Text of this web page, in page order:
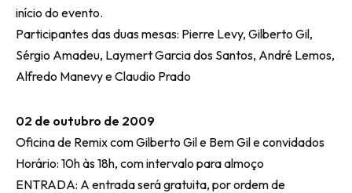
início do evento.
Participantes das duas mesas: Pierre Levy, Gilberto Gil,
Sérgio Amadeu, Laymert Garcia dos Santos, André Lemos,
Alfredo Manevy e Claudio Prado
02 de outubro de 2009
Oficina de Remix com Gilberto Gil e Bem Gil e convidados
Horário: 10h às 18h, com intervalo para almoço
ENTRADA: A entrada será gratuita, por ordem de